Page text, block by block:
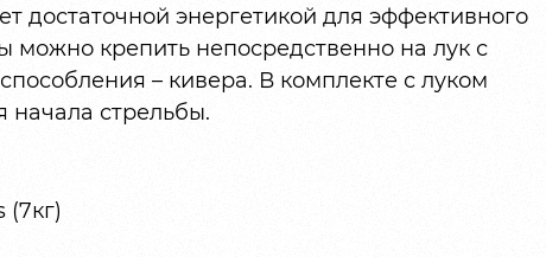
достаточной энергетикой для эффективного
крепить непосредственно на лук с
– кивера. В комплекте с луком
начала стрельбы.
(7кг)